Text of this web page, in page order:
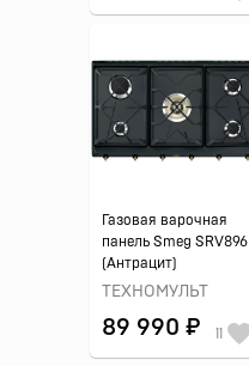
Газовая варочная
панель Smeg SRV896
(Антрацит)
ТЕХНОМУЛЬТ
89 990 ₽ 11